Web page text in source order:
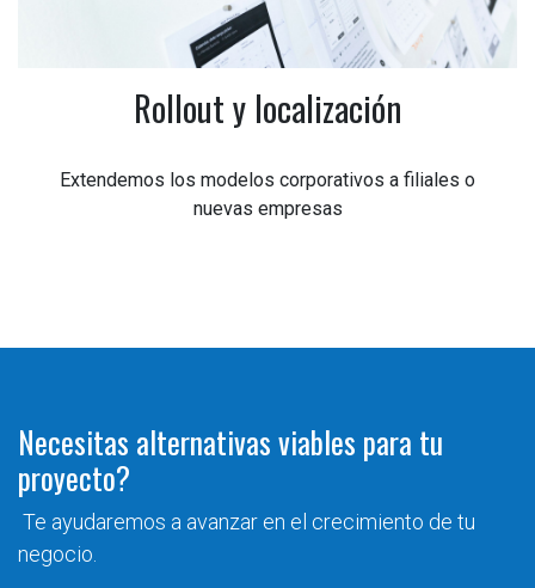
Rollout y localización
Extendemos los modelos corporativos a filiales o
nuevas empresas
Necesitas alternativas viables para tu
proyecto?
Te ayudaremos a avanzar en el crecimiento de tu
negocio.